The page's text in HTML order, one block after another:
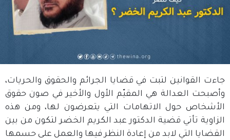
جاءت القوانين لتبت في قضايا الجرائم والحقوق والحريات،
وأصبحت العدالة هي المقيّم الأول والأخير في صون حقوق
الأشخاص حول الاتهامات التي يتعرضون لها، ومن هذه
الزاوية تأتي قضية الدكتور عبد الكريم الخضر لتكون من بين
القضايا التي لابد من إعادة النظر فيها والعمل على حسمها